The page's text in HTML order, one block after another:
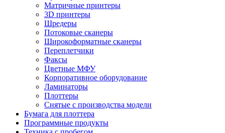
Матричные принтеры
3D принтеры
Шредеры
Потоковые сканеры
Широкоформатные сканеры
Переплетчики
Факсы
Цветные МФУ
Корпоративное оборудование
Ламинаторы
Плоттеры
Снятые с производства модели
Бумага для плоттера
Программные продукты